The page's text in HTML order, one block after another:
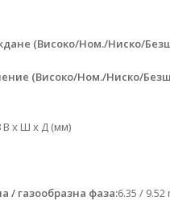
(Високо/Ном./Ниско/
(Високо/Ном./Ниско/
В x Ш x Д (мм)
/ газообразна фаза:6.35 / 9.52